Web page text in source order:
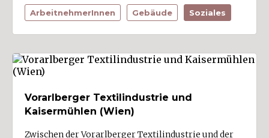
ArbeitnehmerInnen Gebäude Soziales
Vorarlberger Textilindustrie und
Kaisermühlen (Wien)
Zwischen der Vorarlberger Textilindustrie und der